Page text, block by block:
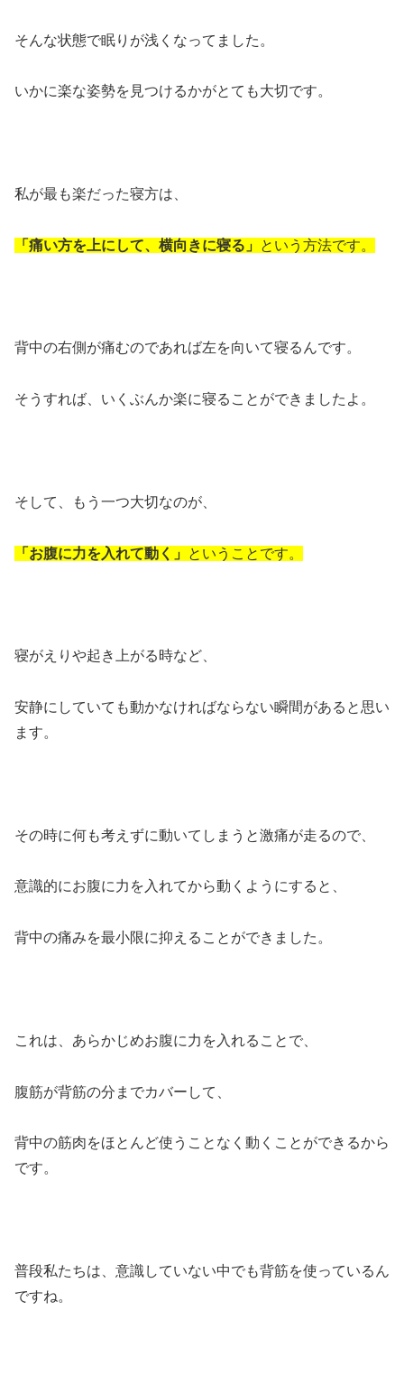
そんな状態で眠りが浅くなってました。
いかに楽な姿勢を見つけるかがとても大切です。
私が最も楽だった寝方は、
「痛い方を上にして、横向きに寝る」 という方法です。
背中の右側が痛むのであれば左を向いて寝るんです。
そうすれば、いくぶんか楽に寝ることができましたよ。
そして、もう一つ大切なのが、
「お腹に力を入れて動く」 ということです。
寝がえりや起き上がる時など、
安静にしていても動かなければならない瞬間があると思い
ます。
その時に何も考えずに動いてしまうと激痛が走るので、
意識的にお腹に力を入れてから動くようにすると、
背中の痛みを最小限に抑えることができました。
これは、あらかじめお腹に力を入れることで、
腹筋が背筋の分までカバーして、
背中の筋肉をほとんど使うことなく動くことができるから
です。
普段私たちは、意識していない中でも背筋を使っているん
ですね。